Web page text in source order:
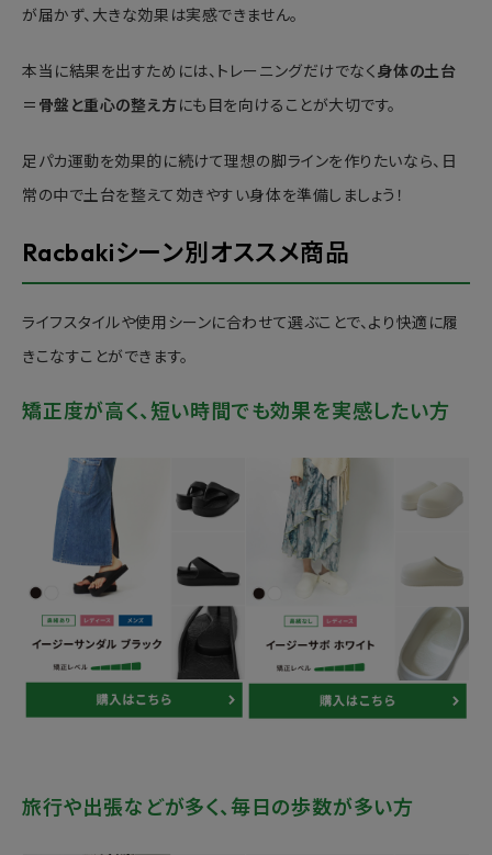
が届かず、大きな効果は実感できません。
本当に結果を出すためには、トレーニングだけでなく身体の土台
＝骨盤と重心の整え方にも目を向けることが大切です。
足パカ運動を効果的に続けて理想の脚ラインを作りたいなら、日
常の中で土台を整えて効きやすい身体を準備しましょう！
Racbakiシーン別オススメ商品
ライフスタイルや使用シーンに合わせて選ぶことで、より快適に履
きこなすことができます。
矯正度が高く、短い時間でも効果を実感したい方
旅行や出張などが多く、毎日の歩数が多い方